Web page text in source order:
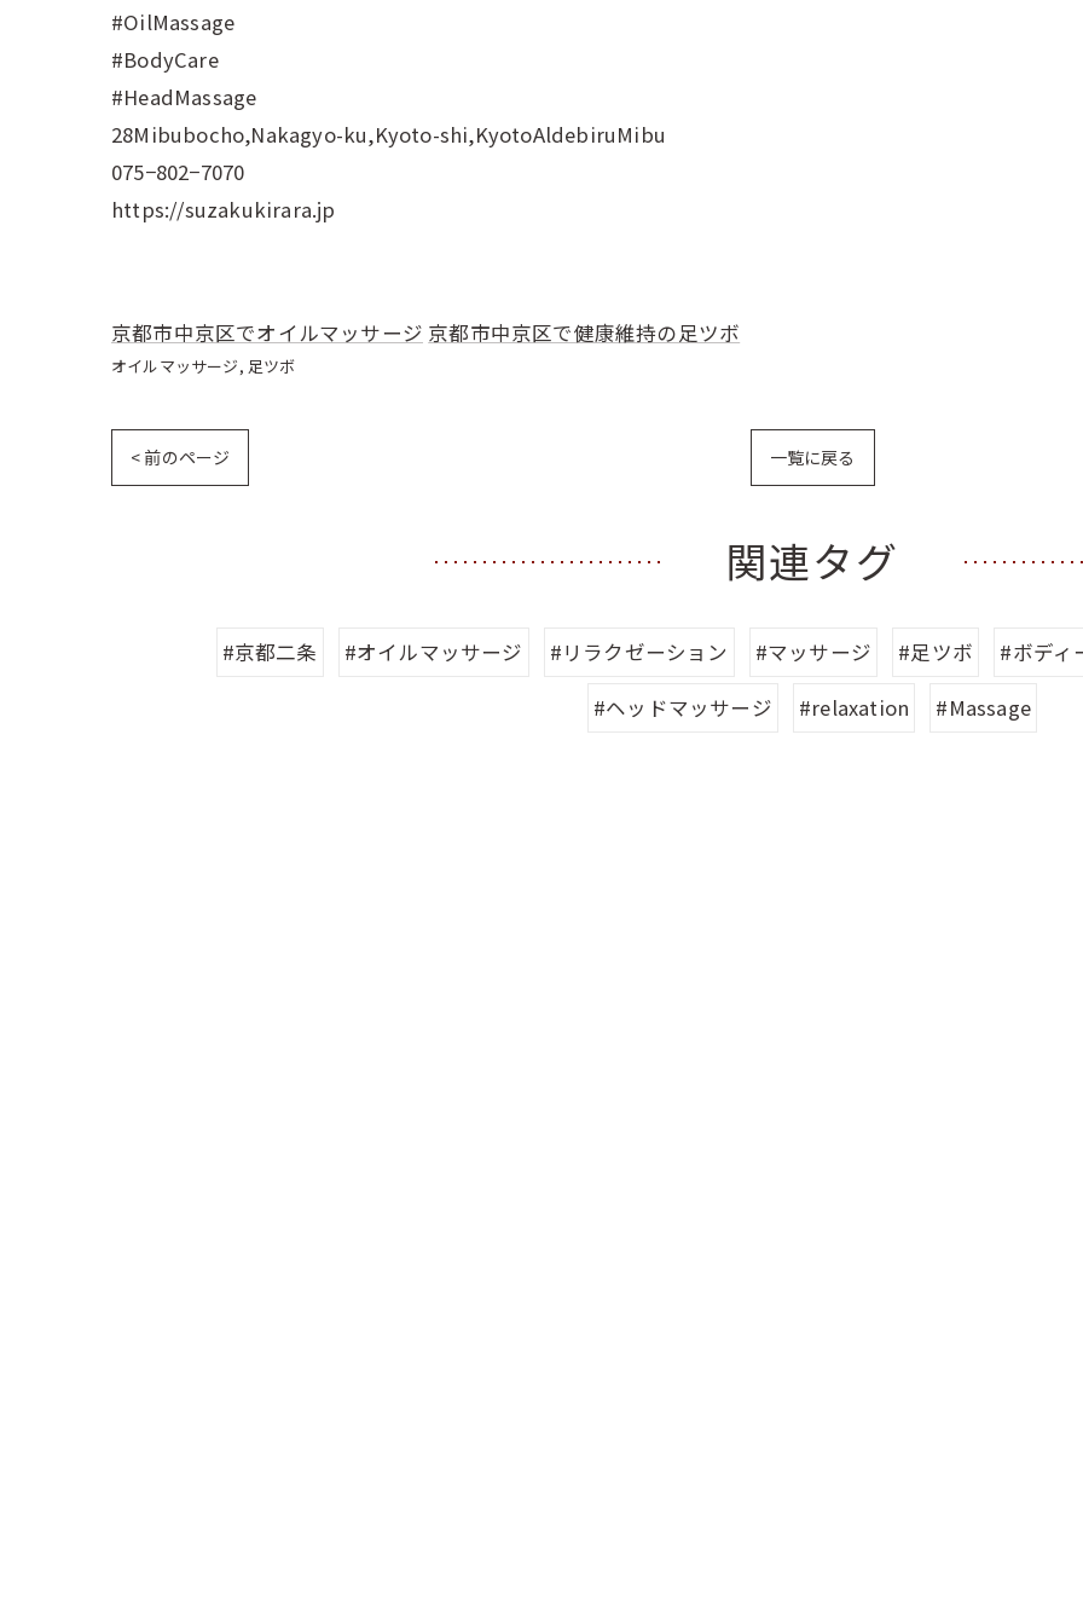
#OilMassage
#BodyCare
#HeadMassage
28Mibubocho,Nakagyo-ku,Kyoto-shi,KyotoAldebiruMibu
075−802−7070
https://suzakukirara.jp
京都市中京区でオイルマッサージ 京都市中京区で健康維持の足ツボ
オイルマッサージ 足ツボ
< 前のページ 一覧に戻る
関連タグ
#京都二条 #オイルマッサージ #リラクゼーション #マッサージ #足ツボ #ボディ
#ヘッドマッサージ
#relaxation #Massage